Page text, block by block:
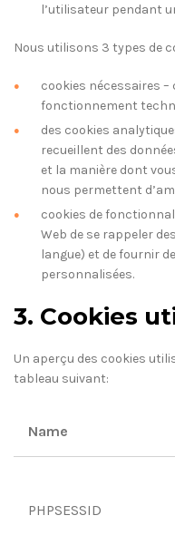
l’utilisateur pendant
Nous utilisons 3 types de
cookies nécessaires
fonctionnement
des cookies
recueillent des
et la manière dont
nous permettent
cookies de
Web de se rappeler
langue) et de fournir
personnalisées.
3. Cookies
Un aperçu des cookies
tableau suivant:
Name
PHPSESSID